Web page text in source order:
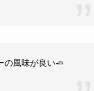
の風味が良い🧈